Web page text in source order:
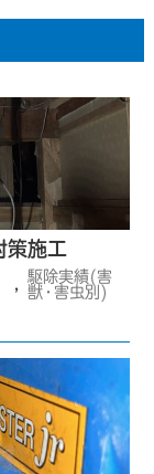
策施工
,
駆除実績(害
獣・害虫別)